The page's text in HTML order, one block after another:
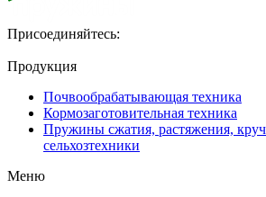
Присоединяйтесь:
Продукция
Почвообрабатывающая техника
Кормозаготовительная техника
Пружины сжатия, растяжения,
сельхозтехники
Меню